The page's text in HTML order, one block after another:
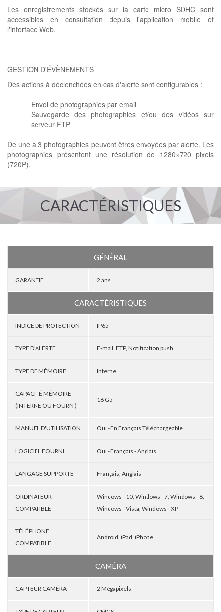
Les enregistrements stockés sur la carte micro SDHC sont
accessibles en consultation depuis l'application mobile et
l'interface Web.
GESTION D'ÉVÈNEMENTS
Des actions à déclenchées en cas d'alerte sont configurables :
Envoi de photographies par email
Sauvegarde des photographies et/ou des vidéos sur
serveur FTP
De une à 3 photographies peuvent êtres envoyées par alerte. Les
photographies présentent une résolution de 1280×720 pixels
(720P).
CARACTÉRISTIQUES
GÉNÉRAL
GARANTIE 2 ans
CARACTÉRISTIQUES
INDICE DE PROTECTION IP65
TYPE D'ALERTE E-mail, FTP, Notification push
TYPE DE MÉMOIRE Interne
CAPACITÉ MÉMOIRE
(INTERNE OU FOURNI)
16 Go
MANUEL D'UTILISATION Oui - En Français Téléchargeable
LOGICIEL FOURNI Oui - Français - Anglais
LANGAGE SUPPORTÉ Français, Anglais
ORDINATEUR
COMPATIBLE
Windows - 10, Windows - 7, Windows - 8,
Windows - Vista, Windows - XP
TÉLÉPHONE
COMPATIBLE
Android, iPad, iPhone
CAMÉRA
CAPTEUR CAMÉRA 2 Mégapixels